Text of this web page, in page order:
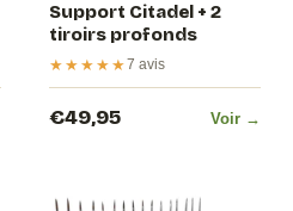
Support Citadel + 2
tiroirs profonds
★★★★★7 avis
€49,95 Voir →